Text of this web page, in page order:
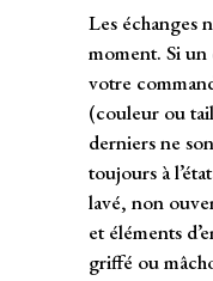
Les échanges
moment. Si
votre
(couleur ou
derniers ne
toujours à
lavé, non
et éléments
griffé ou